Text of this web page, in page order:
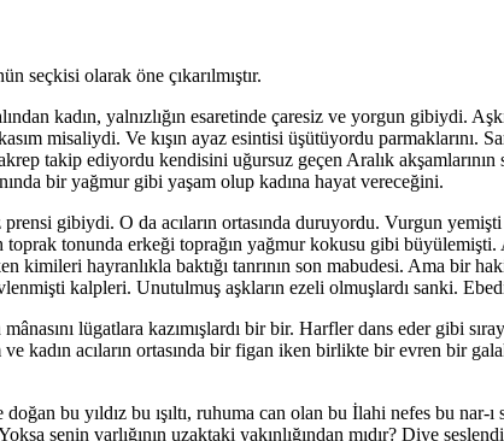
seçkisi olarak öne çıkarılmıştır.
kadın, yalnızlığın esaretinde çaresiz ve yorgun gibiydi.
misaliydi. Ve kışın ayaz esintisi üşütüyordu
takip ediyordu kendisini uğursuz geçen Aralık
bir yağmur gibi yaşam olup kadına hayat vereceğini.
gibiydi. O da acıların ortasında duruyordu. Vurgun
toprak tonunda erkeği toprağın yağmur kokusu gibi
kimileri hayranlıkla baktığı tanrının son mabudesi. Ama bir
kalpleri. Unutulmuş aşkların ezeli olmuşlardı sanki.
lügatlara kazımışlardı bir bir. Harfler dans eder gibi
kadın acıların ortasında bir figan iken birlikte bir evren bir
bu yıldız bu ışıltı, ruhuma can olan bu İlahi nefes bu
senin varlığının uzaktaki yakınlığından mıdır? Diye